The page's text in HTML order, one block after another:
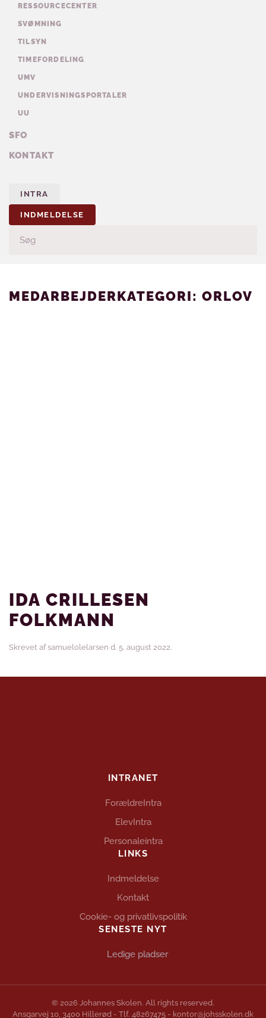
RESSOURCECENTER
SVØMNING
TILSYN
TIMEFORDELING
UMV
UNDERVISNINGSPORTALER
UU
SFO
KONTAKT
INTRA
INDMELDELSE
MEDARBEJDERKATEGORI: ORLOV
IDA CRILLESEN
FOLKMANN
Skrevet afsamuelolelarsen d. 5. august 2022.
INTRANET
ForældreIntra
ElevIntra
Personaleintra
LINKS
Indmeldelse
Kontakt
Cookie- og privatlivspolitik
SENESTE NYT
Ledige pladser
© 2026 Johannes Skolen. All rights reserved.
Ansgarvej 10, 3400 Hillerød - Tlf. 48267475 - kontor@johsskolen.dk